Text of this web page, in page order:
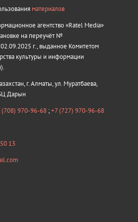
материалов
агентство «Ratel Media»
на переучёт №
г., выданное Комитетом
культуры и информации
г. Алматы, ул. Муратбаева,
Дарын
(708) 970-96-68 ;+7 (727) 970-96-68
13